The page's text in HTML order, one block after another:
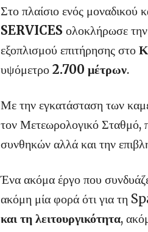
Στο πλαίσιο ενός μοναδικού
SERVICES ολοκλήρωσε
εξοπλισμού επιτήρησης στο
υψόμετρο 2.700 μέτρων.
Με την εγκατάσταση των
τον Μετεωρολογικό Σταθμό,
συνθηκών αλλά και την
Ένα ακόμα έργο που
ακόμη μία φορά ότι για τη
και τη λειτουργικότητα,